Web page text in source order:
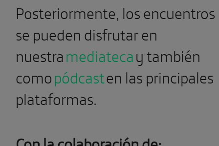
Posteriormente, los encuentros
se pueden disfrutar en
nuestramediatecay también
comopódcasten las principales
plataformas.